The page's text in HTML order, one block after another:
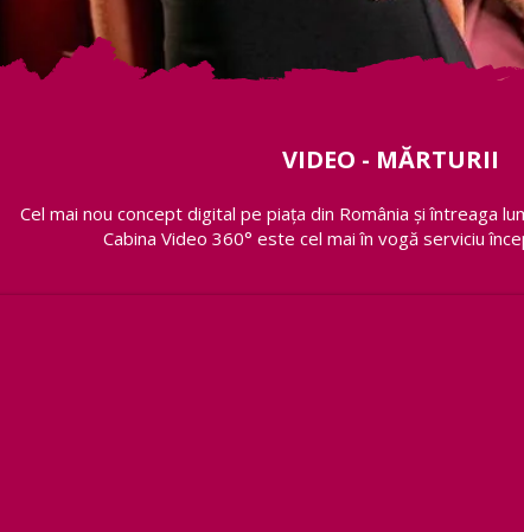
VIDEO - MĂRTURII
Cel mai nou concept digital pe piața din România și întreaga
Cabina Video 360° este cel mai în vogă serviciu